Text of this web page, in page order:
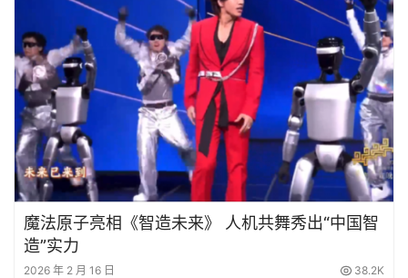
魔法原子亮相《智造未来》 人机共舞秀出“中国智
造”实力
2026 年 2 月 16 日 38.2K